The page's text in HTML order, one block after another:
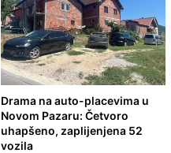
Drama na auto-placevima u
Novom Pazaru: Četvoro
uhapšeno, zaplijenjena 52
vozila